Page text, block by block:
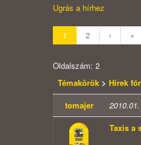
Ugrás a hírhez
1 2 › »
Oldalszám: 2
Témakörök > Hírek
tomajer
Taxis a